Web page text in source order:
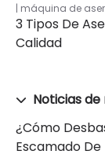
máquina de
3 Tipos De
Calidad
Noticias
¿Cómo
Escamado